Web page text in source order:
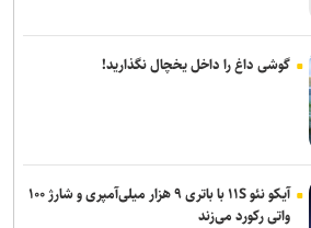
گوشی داغ را داخل یخچال نگذارید!
آیکو نئو ۱۱S با باتری ۹ هزار میلی‌آمپری و شارژ ۱۰۰
واتی رکورد می‌زند